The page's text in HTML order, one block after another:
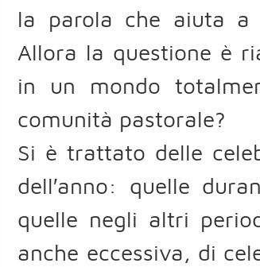
la parola che aiuta a
Allora la questione è
in un mondo
comunità pastorale?
Si è trattato delle
dell′anno: quelle
quelle negli altri
anche eccessiva, di